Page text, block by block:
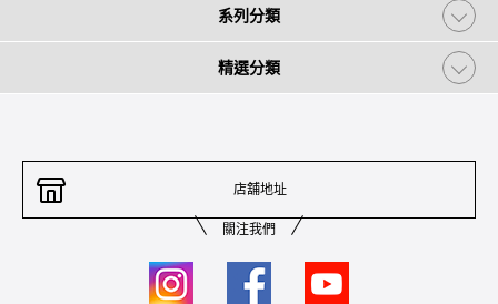
系列分類
精選分類
店舖地址
關注我們